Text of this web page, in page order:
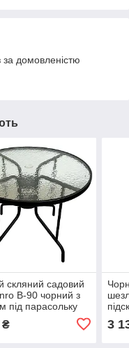
домовленістю
скляний садовий
B-90 чорний з
під парасольку
тераси
для
3